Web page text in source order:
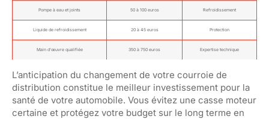
Pompe à eau et joints 50 à 100 euros Refroidissement
Liquide de refroidissement 20 à 45 euros Protection
Main d’œuvre qualifiée 350 à 750 euros Expertise technique
L’anticipation du changement de votre courroie de
distribution constitue le meilleur investissement pour la
santé de votre automobile. Vous évitez une casse moteur
certaine et protégez votre budget sur le long terme en